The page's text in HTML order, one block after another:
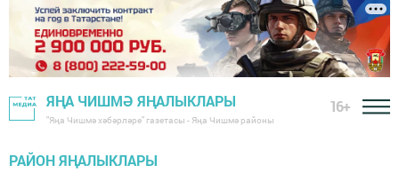
ЯҢА ЧИШМӘ ЯҢАЛЫКЛАРЫ
"Яңа Чишмә хәбәрләре" газетасы - Яңа Чишмә районы
16+
РАЙОН ЯҢАЛЫКЛАРЫ